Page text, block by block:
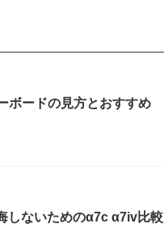
ボードの見方とおすすめ
しないためのα7c α7iv比較